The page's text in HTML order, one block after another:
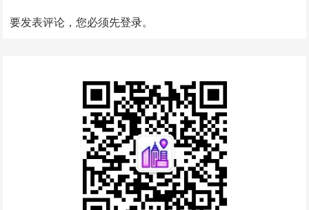
要发表评论，您必须先登录。